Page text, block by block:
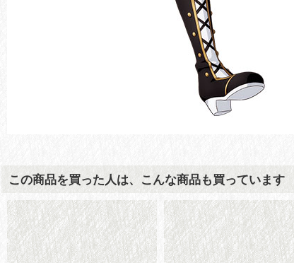
この商品を買った人は、こんな商品も買っています